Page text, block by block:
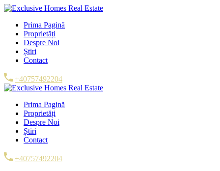
Prima Pagină
Proprietăți
Despre Noi
Știri
Contact
+40757492204
Prima Pagină
Proprietăți
Despre Noi
Știri
Contact
+40757492204